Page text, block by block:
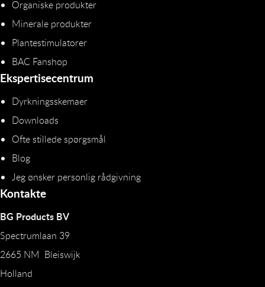
Organiske produkter
Minerale produkter
Plantestimulatorer
BAC Fanshop
Ekspertisecentrum
Dyrkningsskemaer
Downloads
Ofte stillede spørgsmål
Blog
Jeg ønsker personlig rådgivning
Kontakte
BG Products BV
Spectrumlaan 39
2665 NM Bleiswijk
Holland